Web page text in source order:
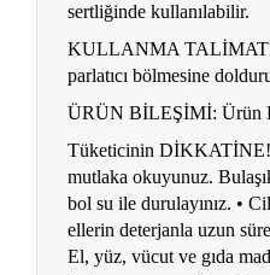
sertliğinde kullanılabilir.
KULLANMA TALİMATI:
parlatıcı bölmesine
ÜRÜN BİLEŞİMİ: Ürün
Tüketicinin DİKKATİNE!
mutlaka okuyunuz.
bol su ile durulayınız. •
ellerin deterjanla uzun süre
El, yüz, vücut ve gıda